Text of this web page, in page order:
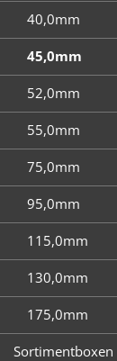
40,0mm
45,0mm
52,0mm
55,0mm
75,0mm
95,0mm
115,0mm
130,0mm
175,0mm
Sortimentboxen